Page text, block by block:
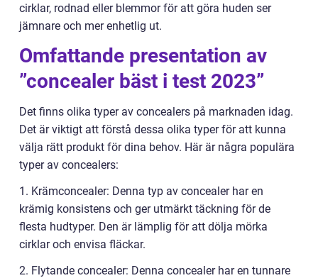
cirklar, rodnad eller blemmor för att göra huden ser
jämnare och mer enhetlig ut.
Omfattande presentation av
”concealer bäst i test 2023”
Det finns olika typer av concealers på marknaden idag.
Det är viktigt att förstå dessa olika typer för att kunna
välja rätt produkt för dina behov. Här är några populära
typer av concealers:
1. Krämconcealer: Denna typ av concealer har en
krämig konsistens och ger utmärkt täckning för de
flesta hudtyper. Den är lämplig för att dölja mörka
cirklar och envisa fläckar.
2. Flytande concealer: Denna concealer har en tunnare